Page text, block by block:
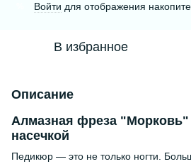
Войти для отображения
В избранное
Описание
Алмазная фреза "Морковь"
насечкой
Педикюр — это не только ногти.